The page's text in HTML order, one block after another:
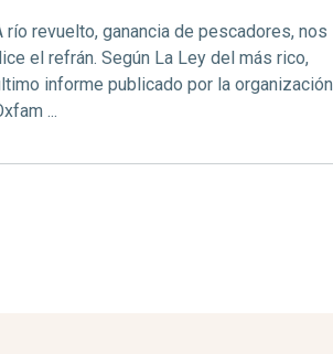
río revuelto, ganancia de pescadores, nos
el refrán. Según La Ley del más rico,
informe publicado por la organización
...